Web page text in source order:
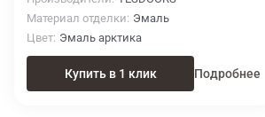
Материал отделки Эмаль
Цвет Эмаль арктика
Купить в 1 клик Подробнее